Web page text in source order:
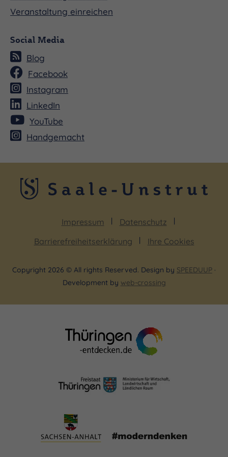
Landschaftspark in Jena, der im englischen Stil
angelegt wurde. Dieser Gartenstil, zeichnet sich
durch seine Natürlichkeit und die harmonische
Einbindung in die umgebende Landschaft aus.
Im frühen 20. Jahrhundert wurde das Anwesen
teilweise verkleinert, um Platz für Bauprojekte zu
schaffen. Trotz dieser Eingriffe hat das Gartenhaus
seinen historischen Charme bewahrt. Es diente in
dieser Zeit auch als Ausstellungs- und
Veranstaltung einreichen
Social Media
Blog
Facebook
Instagram
LinkedIn
YouTube
Handgemacht
Impressum
Datenschutz
Barrierefreiheitserklärung
Ihre Cookies
Copyright 2026 © All rights Reserved. Design by SPEEDUUP ·
Development by web-crossing